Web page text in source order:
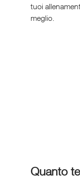
tuoi
meglio.
Quanto